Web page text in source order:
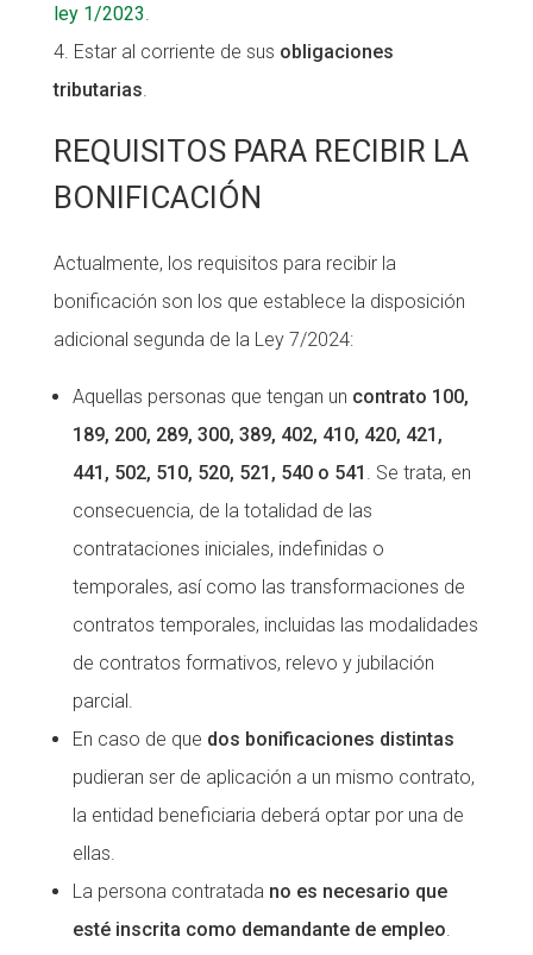
ley 1/2023.
Estar al corriente de sus obligaciones
tributarias.
REQUISITOS PARA RECIBIR LA
BONIFICACIÓN
Actualmente, los requisitos para recibir la
bonificación son los que establece la disposición
adicional segunda de la Ley 7/2024:
Aquellas personas que tengan un contrato 100,
189, 200, 289, 300, 389, 402, 410, 420, 421,
441, 502, 510, 520, 521, 540 o 541 . Se trata, en
consecuencia, de la totalidad de las
contrataciones iniciales, indefinidas o
temporales, así como las transformaciones de
contratos temporales, incluidas las modalidades
de contratos formativos, relevo y jubilación
parcial.
En caso de que dos bonificaciones distintas
pudieran ser de aplicación a un mismo contrato,
la entidad beneficiaria deberá optar por una de
ellas.
La persona contratada no es necesario que
esté inscrita como demandante de empleo.